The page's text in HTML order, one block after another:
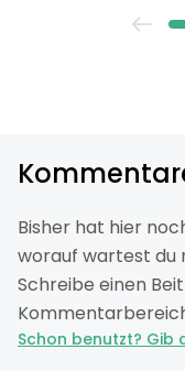
Bisher hat hier
worauf wartest du
Schreibe einen
Schon benutzt? Gib